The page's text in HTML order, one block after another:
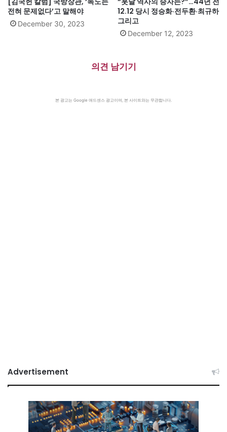
전혀 문제없다’고 말해야
December 30, 2023
12.12 당시 정승화·전두환·최규하
그리고
December 12, 2023
의견 남기기
본 광고는 Google 애드센스 광고이며, 본 사이트와는 무관합니다.
Advertisement